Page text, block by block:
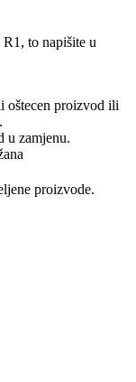
to napišite u
oštecen proizvod ili
u zamjenu.
proizvode.